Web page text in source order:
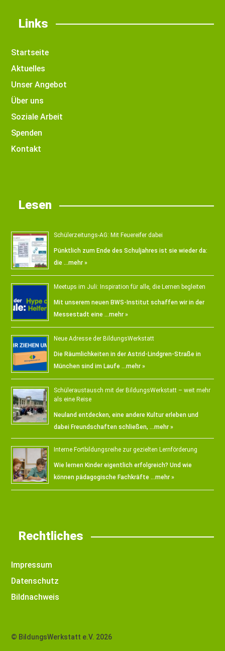
Links
Startseite
Aktuelles
Unser Angebot
Über uns
Soziale Arbeit
Spenden
Kontakt
Lesen
Schülerzeitungs-AG: Mit Feuereifer dabei
Pünktlich zum Ende des Schuljahres ist sie wieder da:
die …mehr »
Meetups im Juli: Inspiration für alle, die Lernen begleiten
Mit unserem neuen BWS-Institut schaffen wir in der
Messestadt eine …mehr »
Neue Adresse der BildungsWerkstatt
Die Räumlichkeiten in der Astrid-Lindgren-Straße in
München sind im Laufe …mehr »
Schüleraustausch mit der BildungsWerkstatt – weit mehr
als eine Reise
Neuland entdecken, eine andere Kultur erleben und
dabei Freundschaften schließen, …mehr »
Interne Fortbildungsreihe zur gezielten Lernförderung
Wie lernen Kinder eigentlich erfolgreich? Und wie
können pädagogische Fachkräfte …mehr »
Rechtliches
Impressum
Datenschutz
Bildnachweis
© BildungsWerkstatt e.V. 2026